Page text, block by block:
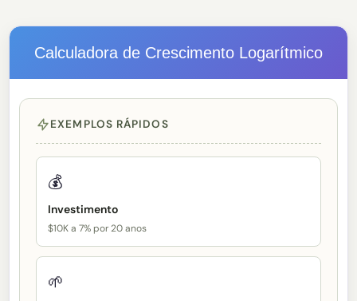
Calculadora de Crescimento Logarítmico
EXEMPLOS RÁPIDOS
💰
Investimento
$10K a 7% por 20 anos
🌱